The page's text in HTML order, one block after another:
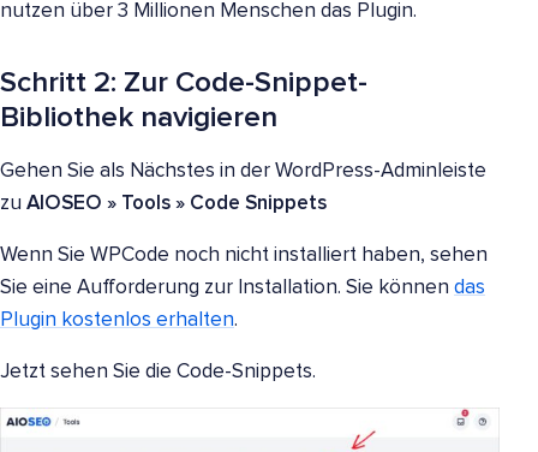
nutzen über 3 Millionen Menschen das Plugin.
Schritt 2: Zur Code-Snippet-
Bibliothek navigieren
Gehen Sie als Nächstes in der WordPress-Adminleiste
zu AIOSEO » Tools » Code Snippets
Wenn Sie WPCode noch nicht installiert haben, sehen
Sie eine Aufforderung zur Installation. Sie können das
Plugin kostenlos erhalten.
Jetzt sehen Sie die Code-Snippets.